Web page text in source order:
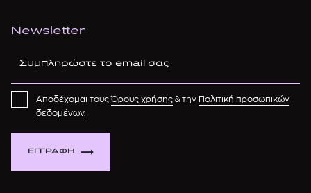
Newsletter
ΕΓΓΡΑΦΗ
Αποδέχομαι τουςΌρους χρήσης & την Πολιτική προσωπικών
δεδομένων.